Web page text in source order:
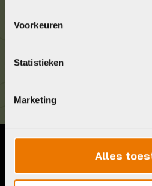
Voorkeuren
Statistieken
Marketing
Alles
Brouwerstraat 8B
Telefoon:
036 5304422